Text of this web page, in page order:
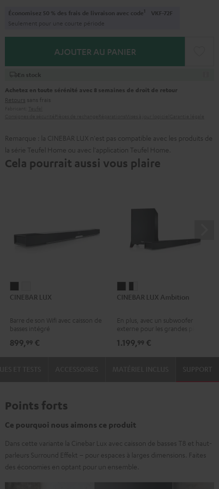
Économisez 50 % des frais de livraison avec code1 VKF-72F
Seulement pour une courte période
AJOUTER AU PANIER
En stock
Achetez en toute sérénité avec 8 semaines de droit de retour
Retours sans frais
Remarque : la CINEBAR LUX n'est pas compatible avec les produits de
la série Teufel Home ou avec l'application Teufel Home.
Cela pourrait aussi vous plaire
LUXLUX
CINEBAR LUX
Barre de son Wifi avec caisson de
basses intégré
899,99 €
LUX
Noir
LUX
Noir
/
Blanc
CINEBAR LUX Ambition
En plus, avec un subwoofer
externe pour les grandes pièces
1.199,99 €
SUPPORT
Points forts
Ce pourquoi nous aimons ce produit
Dans cette variante la Cinebar Lux avec caisson de basses T8 et haut-
parleurs Surround Effekt – pour espaces à larges dimensions. Faites
des économies en optant pour un ensemble.